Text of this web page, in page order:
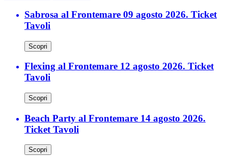
Sabrosa al Frontemare 09 agosto 2026. Ticket
Tavoli
Scopri
Flexing al Frontemare 12 agosto 2026. Ticket
Tavoli
Scopri
Beach Party al Frontemare 14 agosto 2026.
Ticket Tavoli
Scopri